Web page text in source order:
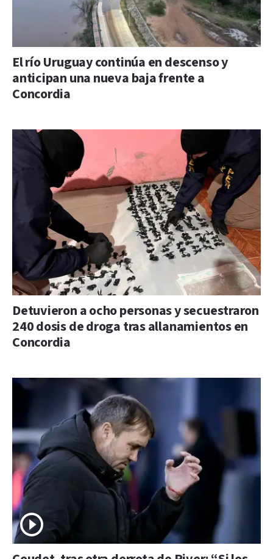
El río Uruguay continúa en descenso y
anticipan una nueva baja frente a
Concordia
Detuvieron a ocho personas y secuestraron
240 dosis de droga tras allanamientos en
Concordia